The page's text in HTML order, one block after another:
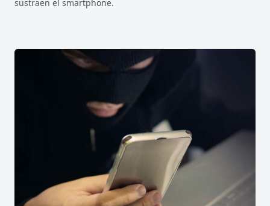
sustraen el smartphone.